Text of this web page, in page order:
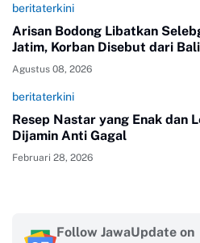
beritaterkini
Arisan Bodong Libatkan
Jatim, Korban Disebut dari
Agustus 08, 2026
beritaterkini
Resep Nastar yang Enak dan
Dijamin Anti Gagal
Februari 28, 2026
Follow JawaUpdate on